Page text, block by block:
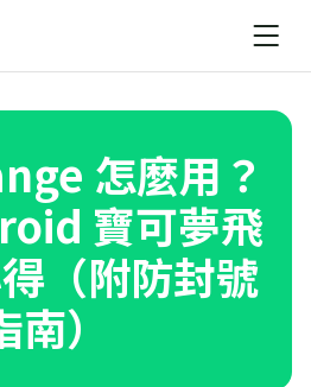
怎麼用？
寶可夢飛
（附防封號
南）